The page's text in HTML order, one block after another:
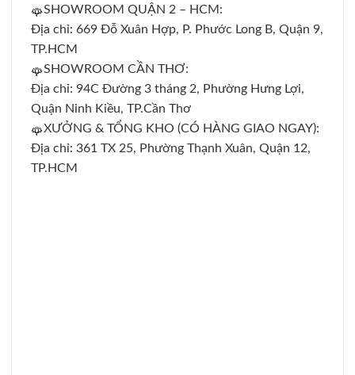
SHOWROOM QUẬN 2 – HCM:
Địa chỉ: 669 Đỗ Xuân Hợp, P. Phước Long B, Quận 9,
TP.HCM
SHOWROOM CẦN THƠ:
Địa chỉ: 94C Đường 3 tháng 2, Phường Hưng Lợi,
Quận Ninh Kiều, TP.Cần Thơ
XƯỞNG & TỔNG KHO (CÓ HÀNG GIAO NGAY):
Địa chỉ: 361 TX 25, Phường Thạnh Xuân, Quận 12,
TP.HCM